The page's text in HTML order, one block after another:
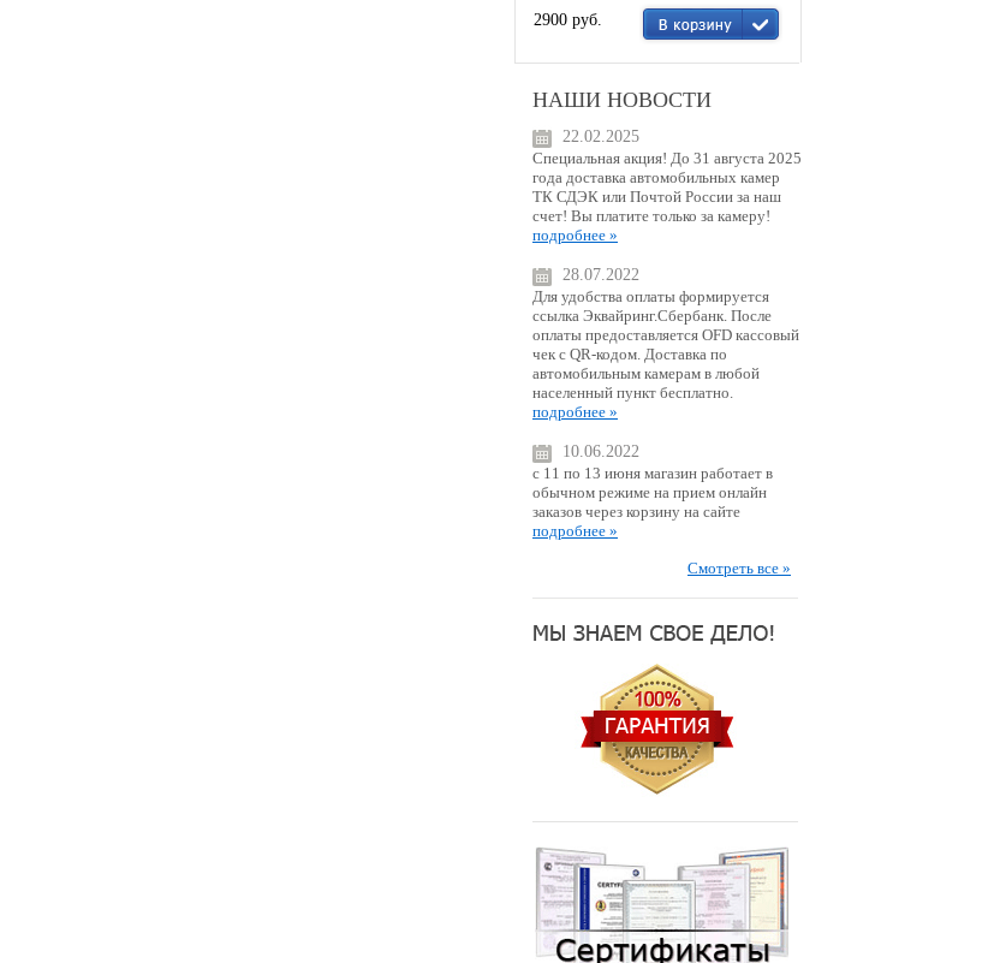
2900 руб.
НАШИ НОВОСТИ
22.02.2025
Специальная акция! До 31 августа 2025
года доставка автомобильных камер
ТК СДЭК или Почтой России за наш
счет! Вы платите только за камеру!
подробнее »
28.07.2022
Для удобства оплаты формируется
ссылка Эквайринг.Сбербанк. После
оплаты предоставляется OFD кассовый
чек с QR-кодом. Доставка по
автомобильным камерам в любой
населенный пункт бесплатно.
подробнее »
10.06.2022
с 11 по 13 июня магазин работает в
обычном режиме на прием онлайн
заказов через корзину на сайте
подробнее »
Смотреть все »